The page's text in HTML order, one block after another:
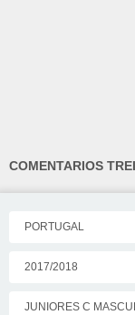
COMENTARIOS
PORTUGAL
2017/2018
JUNIORES C